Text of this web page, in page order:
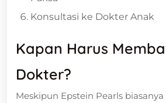
Konsultasi ke Dokter Anak
Kapan Harus
Dokter?
Meskipun Epstein Pearls